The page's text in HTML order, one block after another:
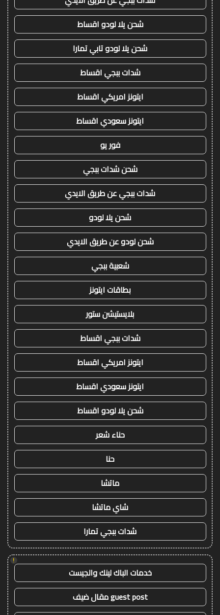
شحن يلا لودو اقساط
شحن يلا لودو تابي تمارا
شدات ببجي اقساط
ايتونز امريكي اقساط
ايتونز سعودي اقساط
فور يو
شحن شدات ببجي
شدات ببجي عن طريق الايدي
شحن يلا لودو
شحن لودو عن طريق الايدي
شعبية ببجي
بطاقات ايتونز
بلايستيشن ستور
شدات ببجي اقساط
ايتونز امريكي اقساط
ايتونز سعودي اقساط
شحن يلا لودو اقساط
حناء شعر
حنا
ماتشا
شاي ماتشا
شدات ببجي تمارا
!
خدمات الباك لينك والجيست
guest post مقال ضيف